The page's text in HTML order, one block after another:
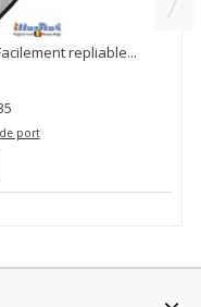
repliable...
port